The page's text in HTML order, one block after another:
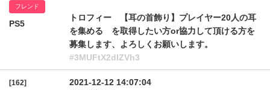
フレンド
PS5
トロフィー 【耳の首飾り】プレイヤー20人の耳
を集める を取得したい方or協力して頂ける方を
募集します、よろしくお願いします。
#3MUFtX2dIZVh3
[162]
2021-12-12 14:07:04